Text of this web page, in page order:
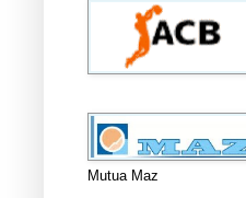
Mutua Maz